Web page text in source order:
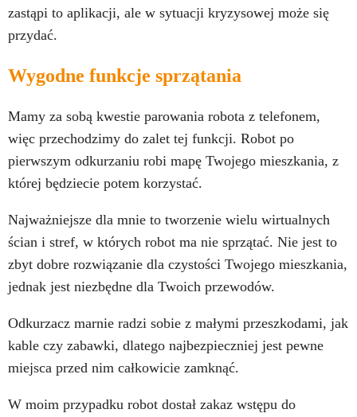
zastąpi to aplikacji, ale w sytuacji kryzysowej może się
przydać.
Wygodne funkcje sprzątania
Mamy za sobą kwestie parowania robota z telefonem,
więc przechodzimy do zalet tej funkcji. Robot po
pierwszym odkurzaniu robi mapę Twojego mieszkania, z
której będziecie potem korzystać.
Najważniejsze dla mnie to tworzenie wielu wirtualnych
ścian i stref, w których robot ma nie sprzątać. Nie jest to
zbyt dobre rozwiązanie dla czystości Twojego mieszkania,
jednak jest niezbędne dla Twoich przewodów.
Odkurzacz marnie radzi sobie z małymi przeszkodami, jak
kable czy zabawki, dlatego najbezpieczniej jest pewne
miejsca przed nim całkowicie zamknąć.
W moim przypadku robot dostał zakaz wstępu do